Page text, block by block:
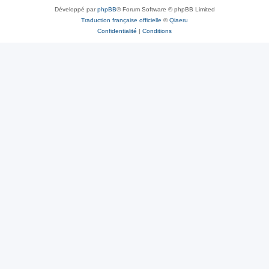
Développé parphpBB® Forum Software © phpBB Limited
Traduction française officielle ©Qiaeru
Confidentialité | Conditions